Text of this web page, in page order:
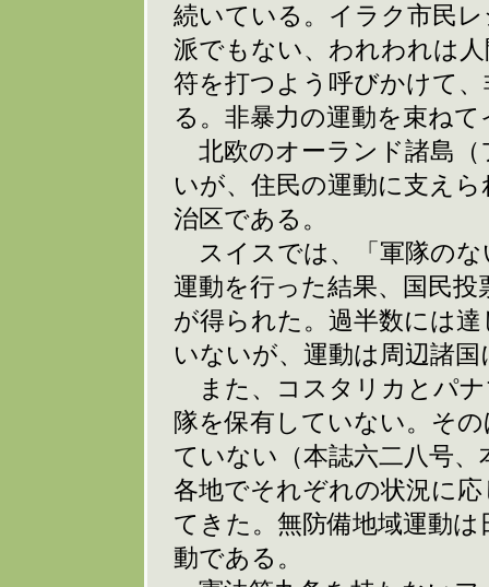
続いている。イラク市民
派でもない、われわれは
符を打つよう呼びかけて
る。非暴力の運動を束ね
北欧のオーランド諸島（
いが、住民の運動に支え
治区である。
スイスでは、「軍隊のな
運動を行った結果、国民
が得られた。過半数には
いないが、運動は周辺諸
また、コスタリカとパナ
隊を保有していない。そ
ていない（本誌六二八号、
各地でそれぞれの状況に
てきた。無防備地域運動
動である。